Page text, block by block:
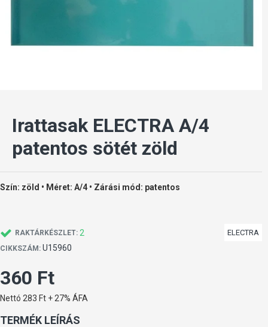
Irattasak ELECTRA A/4
patentos sötét zöld
Szín: zöld • Méret: A/4 • Zárási mód: patentos
RAKTÁRKÉSZLET: 2
CIKKSZÁM: U15960
ELECTRA
360 Ft
Nettó 283 Ft + 27% ÁFA
TERMÉK LEÍRÁS